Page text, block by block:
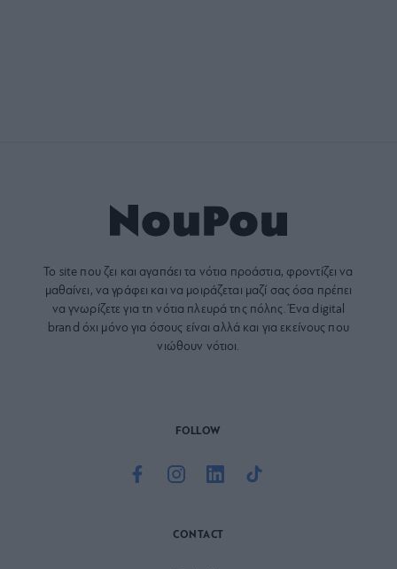
Το site που ζει και αγαπάει τα νότια προάστια, φροντίζει να
μαθαίνει, να γράφει και να μοιράζεται μαζί σας όσα πρέπει
να γνωρίζετε για τη νότια πλευρά της πόλης. Ένα digital
brand όχι μόνο για όσους είναι αλλά και για εκείνους που
νιώθουν νότιοι.
FOLLOW
CONTACT